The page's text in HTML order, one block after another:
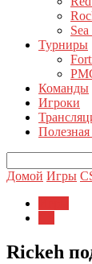
Турниры
Команды
Игроки
Домой Игры
Rickeh